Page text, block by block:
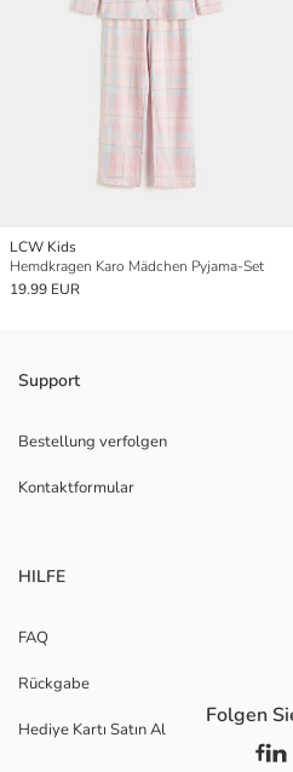
LCW Kids
Hemdkragen Karo Mädchen Pyjama-Set
19.99 EUR
Support
Bestellung verfolgen
Kontaktformular
HILFE
FAQ
Rückgabe
Hediye Kartı Satın Al
Folgen